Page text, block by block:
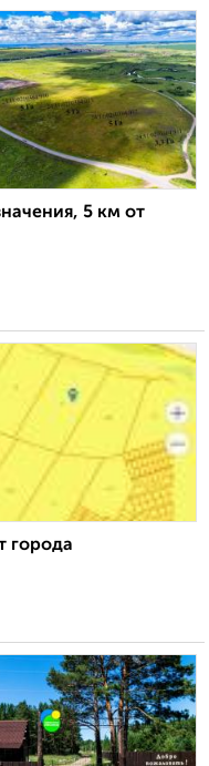
5 км от
города